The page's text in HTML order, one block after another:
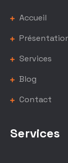
Accueil
Services
Blog
Contact
Services